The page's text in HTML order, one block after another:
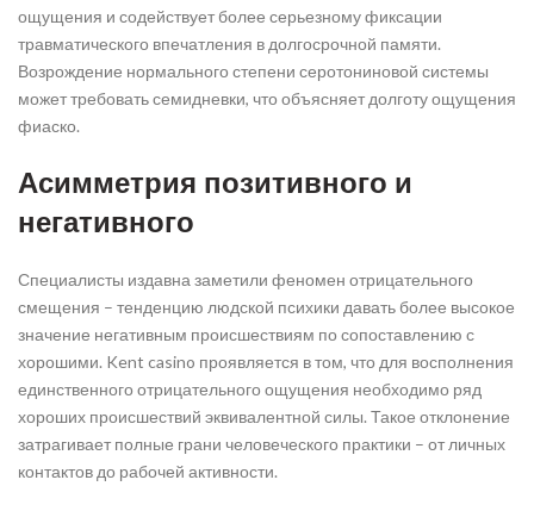
ощущения и содействует более серьезному фиксации
травматического впечатления в долгосрочной памяти.
Возрождение нормального степени серотониновой системы
может требовать семидневки, что объясняет долготу ощущения
фиаско.
Асимметрия позитивного и
негативного
Специалисты издавна заметили феномен отрицательного
смещения – тенденцию людской психики давать более высокое
значение негативным происшествиям по сопоставлению с
хорошими. Kent casino проявляется в том, что для восполнения
единственного отрицательного ощущения необходимо ряд
хороших происшествий эквивалентной силы. Такое отклонение
затрагивает полные грани человеческого практики – от личных
контактов до рабочей активности.